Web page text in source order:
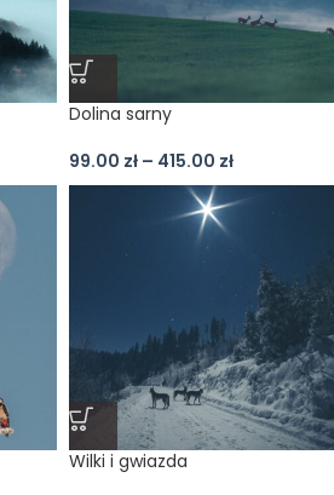
Dolina sarny
99.00 zł – 415.00 zł
Wilki i gwiazda